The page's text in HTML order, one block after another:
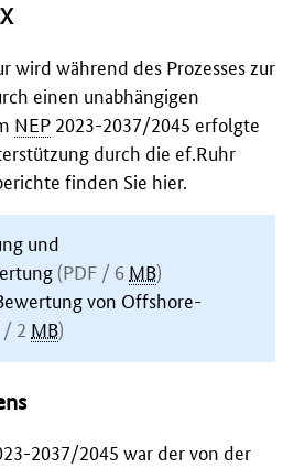
wird während des Prozesses zur
einen unabhängigen
NEP 2023-2037/2045 erfolgte
durch die ef.Ruhr
finden Sie hier.
und
(PDF / 6 MB)
von Offshore-
/ 2 MB)
2037/2045 war der von der